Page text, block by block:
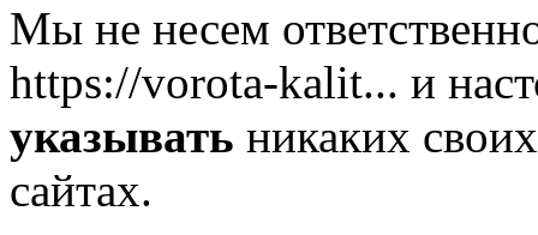
Мы не несем
https://vorota-kalit... и
указывать никаких
сайтах.